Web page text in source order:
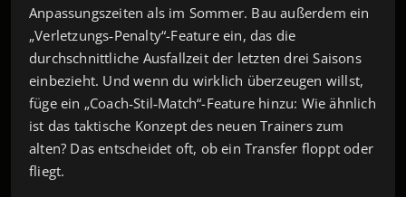
Anpassungszeiten als im Sommer. Bau außerdem ein
„Verletzungs‑Penalty“-Feature ein, das die
durchschnittliche Ausfallzeit der letzten drei Saisons
einbezieht. Und wenn du wirklich überzeugen willst,
füge ein „Coach‑Stil‑Match“-Feature hinzu: Wie ähnlich
ist das taktische Konzept des neuen Trainers zum
alten? Das entscheidet oft, ob ein Transfer floppt oder
fliegt.